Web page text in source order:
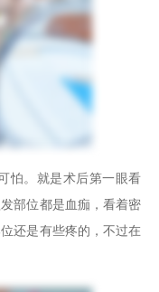
怕。就是术后第一眼看
部位都是血痂，看着密
还是有些疼的，不过在